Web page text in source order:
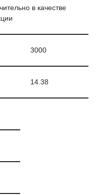
в качестве
3000
14.38